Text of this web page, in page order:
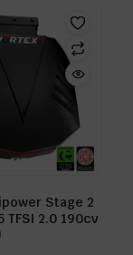
Stage 2
TFSI 2.0 190cv